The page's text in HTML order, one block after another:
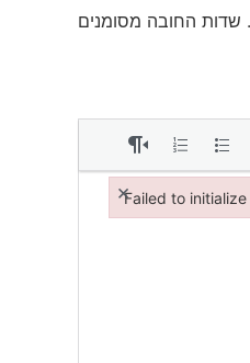
שדות החובה מסומנים
Failed to
×
Failed to initialize